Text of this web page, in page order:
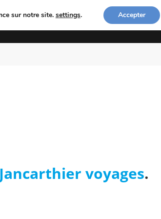
COACHING PHOTO LES
Jancarthier voyages.
sur notre site. settings. Accepter